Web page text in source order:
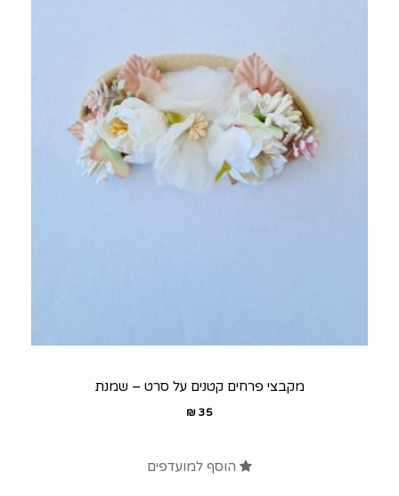
מקבצי פרחים קטנים על סרט – שמנת
35
₪
הוסף למועדפים